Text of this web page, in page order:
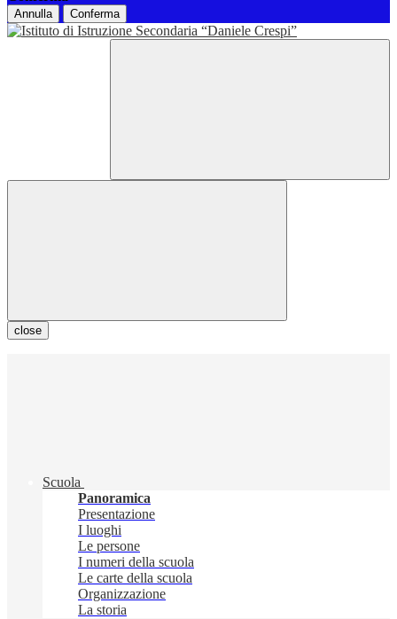
Annulla Conferma
close
Scuola
Panoramica
Presentazione
I luoghi
Le persone
I numeri della scuola
Le carte della scuola
Organizzazione
La storia